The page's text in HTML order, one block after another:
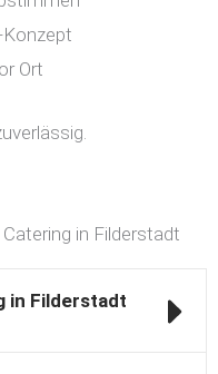
Konzept
Ort
in Filderstadt
in Filderstadt